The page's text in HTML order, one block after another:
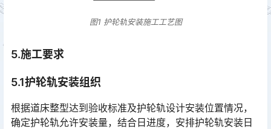
图1 护轮轨安装施工工艺图
5.施工要求
5.1护轮轨安装组织
根据道床整型达到验收标准及护轮轨设计安装位置情况，
确定护轮轨允许安装量，结合日进度，安排护轮轨安装日